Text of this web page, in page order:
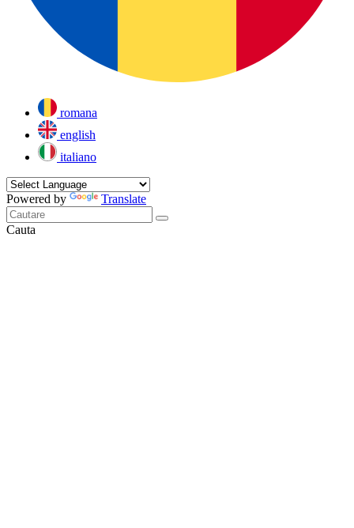
romana
english
italiano
Powered by Translate
Cauta